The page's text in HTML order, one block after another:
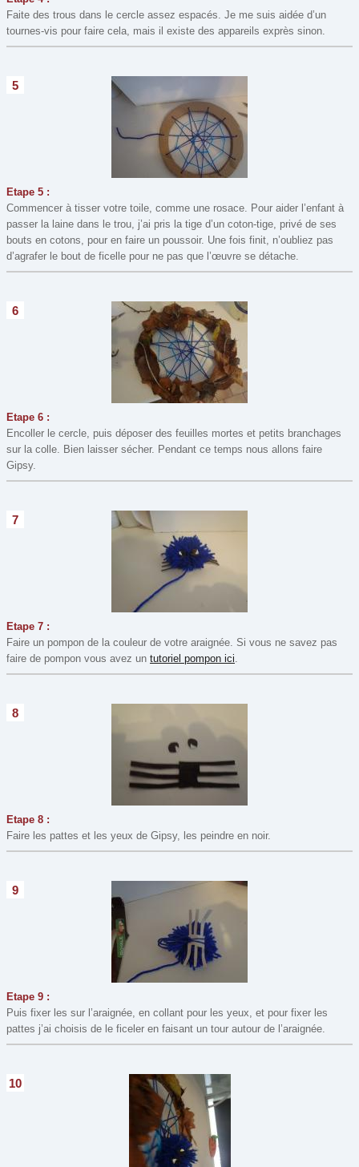
Faite des trous dans le cercle assez espacés. Je me suis aidée d’un
tournes-vis pour faire cela, mais il existe des appareils exprès sinon.
5
Etape 5 :
Commencer à tisser votre toile, comme une rosace. Pour aider l’enfant à
passer la laine dans le trou, j’ai pris la tige d’un coton-tige, privé de ses
bouts en cotons, pour en faire un poussoir. Une fois finit, n’oubliez pas
d’agrafer le bout de ficelle pour ne pas que l’œuvre se détache.
6
Etape 6 :
Encoller le cercle, puis déposer des feuilles mortes et petits branchages
sur la colle. Bien laisser sécher. Pendant ce temps nous allons faire
Gipsy.
7
Etape 7 :
Faire un pompon de la couleur de votre araignée. Si vous ne savez pas
faire de pompon vous avez un tutoriel pompon ici
8
Etape 8 :
Faire les pattes et les yeux de Gipsy, les peindre en noir.
9
Etape 9 :
Puis fixer les sur l’araignée, en collant pour les yeux, et pour fixer les
pattes j’ai choisis de le ficeler en faisant un tour autour de l’araignée.
10